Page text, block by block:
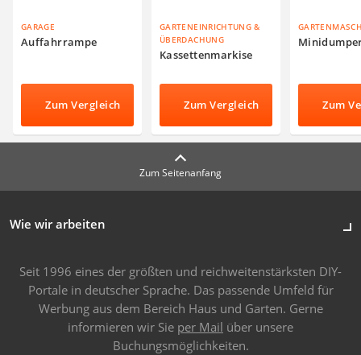
GARAGE
Auffahrrampe
Zum Vergleich
GARTENEINRICHTUNG &
ÜBERDACHUNG
Kassettenmarkise
Zum Vergleich Zum
Zum Seitenanfang
Wie wir arbeiten
Seit 1996 eines der größten und reichweitenstärksten DIY-
Portale in deutscher Sprache. Das passende Umfeld für
Werbung aus dem Bereich Haus und Garten. Gerne
informieren wir Sie per Mail über unsere
Buchungsmöglichkeiten.